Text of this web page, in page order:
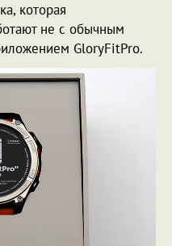
которая
не с обычным
GloryFitPro.